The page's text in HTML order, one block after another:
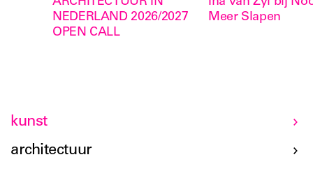
NEDERLAND 2026/2027
OPEN CALL
Meer Slapen
kunst
architectuur